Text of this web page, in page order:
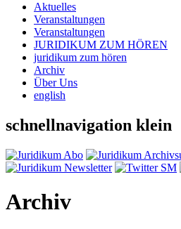
Aktuelles
Veranstaltungen
Veranstaltungen
JURIDIKUM ZUM HÖREN
juridikum zum hören
Archiv
Über Uns
english
schnellnavigation klein
Archiv